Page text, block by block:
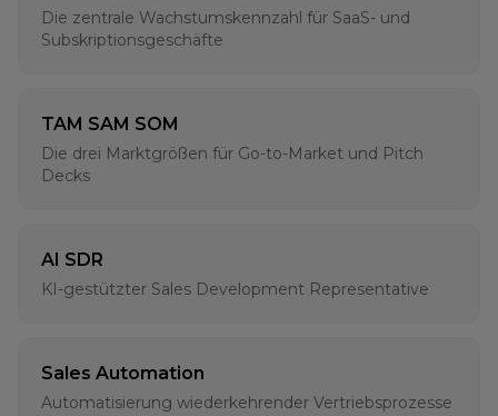
Die zentrale Wachstumskennzahl für SaaS- und
Subskriptionsgeschäfte
TAM SAM SOM
Die drei Marktgrößen für Go-to-Market und Pitch
Decks
AI SDR
KI-gestützter Sales Development Representative
Sales Automation
Automatisierung wiederkehrender Vertriebsprozesse